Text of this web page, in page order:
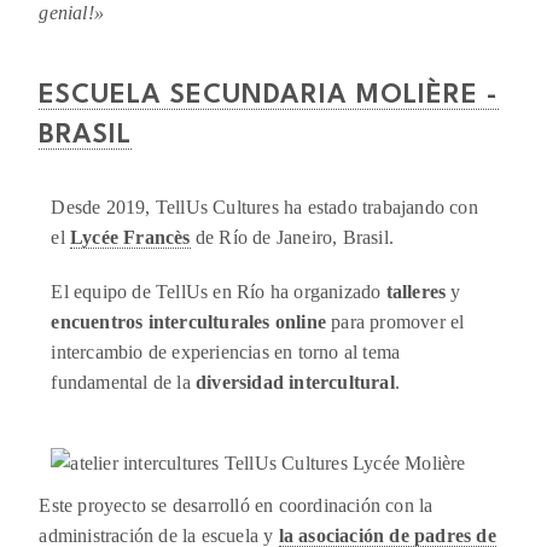
genial!»
ESCUELA SECUNDARIA MOLIÈRE -
BRASIL
Desde 2019, TellUs Cultures ha estado trabajando con
el Lycée Francès de Río de Janeiro, Brasil.
El equipo de TellUs en Río ha organizado talleres y
encuentros interculturales online para promover el
intercambio de experiencias en torno al tema
fundamental de ladiversidad intercultural.
Este proyecto se desarrolló en coordinación con la
administración de la escuela y la asociación de padres de